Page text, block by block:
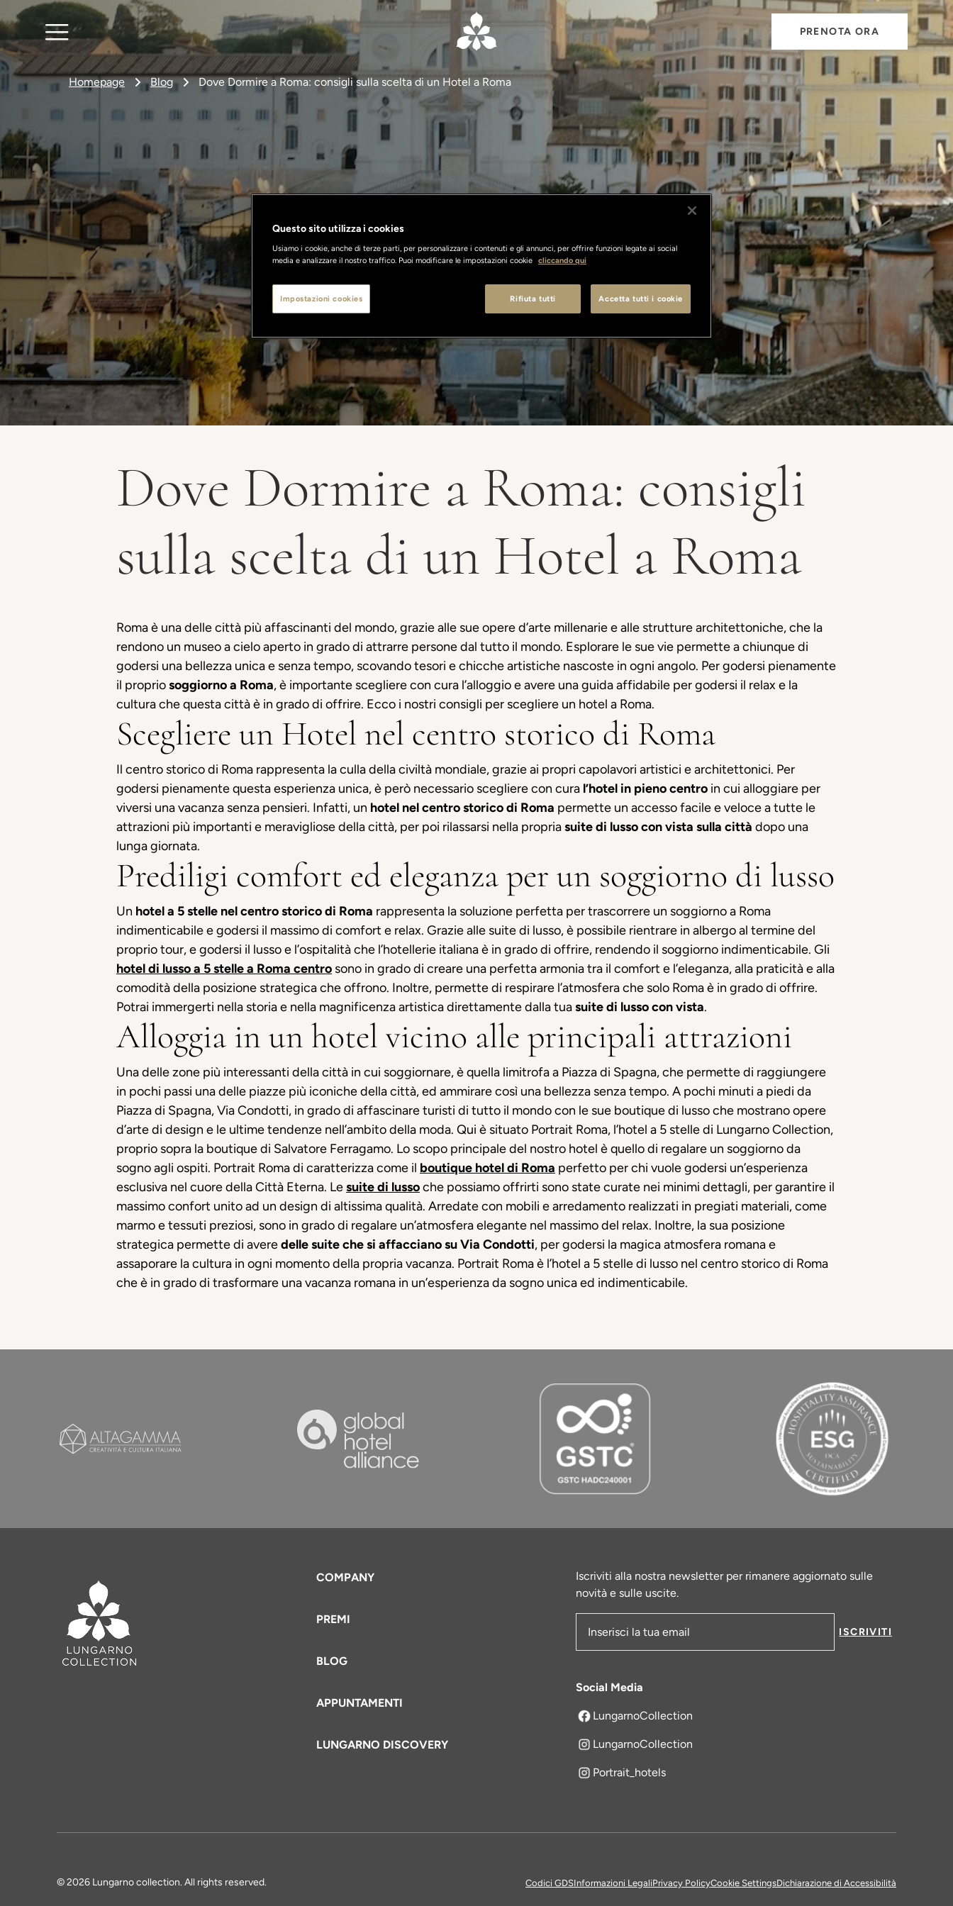
PRENOTA ORA
Homepage Blog Dove Dormire a Roma: consigli sulla scelta di un Hotel a Roma
Dove Dormire a Roma: consigli
sulla scelta di un Hotel a Roma
Roma è una delle città più affascinanti del mondo, grazie alle sue opere d’arte millenarie e alle strutture architettoniche, che la
rendono un museo a cielo aperto in grado di attrarre persone dal tutto il mondo. Esplorare le sue vie permette a chiunque di
godersi una bellezza unica e senza tempo, scovando tesori e chicche artistiche nascoste in ogni angolo. Per godersi pienamente
il propriosoggiorno a Roma, è importante scegliere con cura l’alloggio e avere una guida affidabile per godersi il relax e la
cultura che questa città è in grado di offrire. Ecco i nostri consigli per scegliere un hotel a Roma.
Scegliere un Hotel nel centro storico di Roma
Il centro storico di Roma rappresenta la culla della civiltà mondiale, grazie ai propri capolavori artistici e architettonici. Per
godersi pienamente questa esperienza unica, è però necessario scegliere con cura l’hotel in pieno centro in cui alloggiare per
viversi una vacanza senza pensieri. Infatti, un hotel nel centro storico di Roma permette un accesso facile e veloce a tutte le
attrazioni più importanti e meravigliose della città, per poi rilassarsi nella propriasuite di lusso con vista sulla città dopo una
lunga giornata.
Prediligi comfort ed eleganza per un soggiorno di lusso
Un hotel a 5 stelle nel centro storico di Roma rappresenta la soluzione perfetta per trascorrere un soggiorno a Roma
indimenticabile e godersi il massimo di comfort e relax. Grazie alle suite di lusso, è possibile rientrare in albergo al termine del
proprio tour, e godersi il lusso e l’ospitalità che l’hotellerie italiana è in grado di offrire, rendendo il soggiorno indimenticabile. Gli
hotel di lusso a 5 stelle a Roma centro sono in grado di creare una perfetta armonia tra il comfort e l’eleganza, alla praticità e alla
comodità della posizione strategica che offrono. Inoltre, permette di respirare l’atmosfera che solo Roma è in grado di offrire.
Potrai immergerti nella storia e nella magnificenza artistica direttamente dalla tuasuite di lusso con vista.
Alloggia in un hotel vicino alle principali attrazioni
Una delle zone più interessanti della città in cui soggiornare, è quella limitrofa a Piazza di Spagna, che permette di raggiungere
in pochi passi una delle piazze più iconiche della città, ed ammirare così una bellezza senza tempo. A pochi minuti a piedi da
Piazza di Spagna, Via Condotti, in grado di affascinare turisti di tutto il mondo con le sue boutique di lusso che mostrano opere
d’arte di design e le ultime tendenze nell’ambito della moda. Qui è situato Portrait Roma, l’hotel a 5 stelle di Lungarno Collection,
proprio sopra la boutique di Salvatore Ferragamo. Lo scopo principale del nostro hotel è quello di regalare un soggiorno da
sogno agli ospiti. Portrait Roma di caratterizza come il boutique hotel di Roma perfetto per chi vuole godersi un’esperienza
esclusiva nel cuore della Città Eterna. Lesuite di lussoche possiamo offrirti sono state curate nei minimi dettagli, per garantire il
massimo confort unito ad un design di altissima qualità. Arredate con mobili e arredamento realizzati in pregiati materiali, come
marmo e tessuti preziosi, sono in grado di regalare un’atmosfera elegante nel massimo del relax. Inoltre, la sua posizione
strategica permette di averedelle suite che si affacciano su Via Condotti, per godersi la magica atmosfera romana e
assaporare la cultura in ogni momento della propria vacanza. Portrait Roma è l’hotel a 5 stelle di lusso nel centro storico di Roma
che è in grado di trasformare una vacanza romana in un’esperienza da sogno unica ed indimenticabile.
COMPANY
PREMI
BLOG
APPUNTAMENTI
LUNGARNO DISCOVERY
Iscriviti alla nostra newsletter per rimanere aggiornato sulle
novità e sulle uscite.
Indirizzo e-mail
ISCRIVITI
Social Media
LungarnoCollection
si apre in una nuova scheda
LungarnoCollection
Portrait_hotels
© 2026 Lungarno collection. All rights reserved. Codici GDSInformazioni LegaliPrivacy PolicyCookie SettingsDichiarazione di Accessibilità
Questo sito utilizza i cookies
Usiamo i cookie, anche di terze parti, per personalizzare i contenuti e gli annunci, per offrire funzioni legate ai social
media e analizzare il nostro traffico. Puoi modificare le impostazioni cookie cliccando qui
Rifiuta tutti Accetta tutti i cookie
Impostazioni cookies